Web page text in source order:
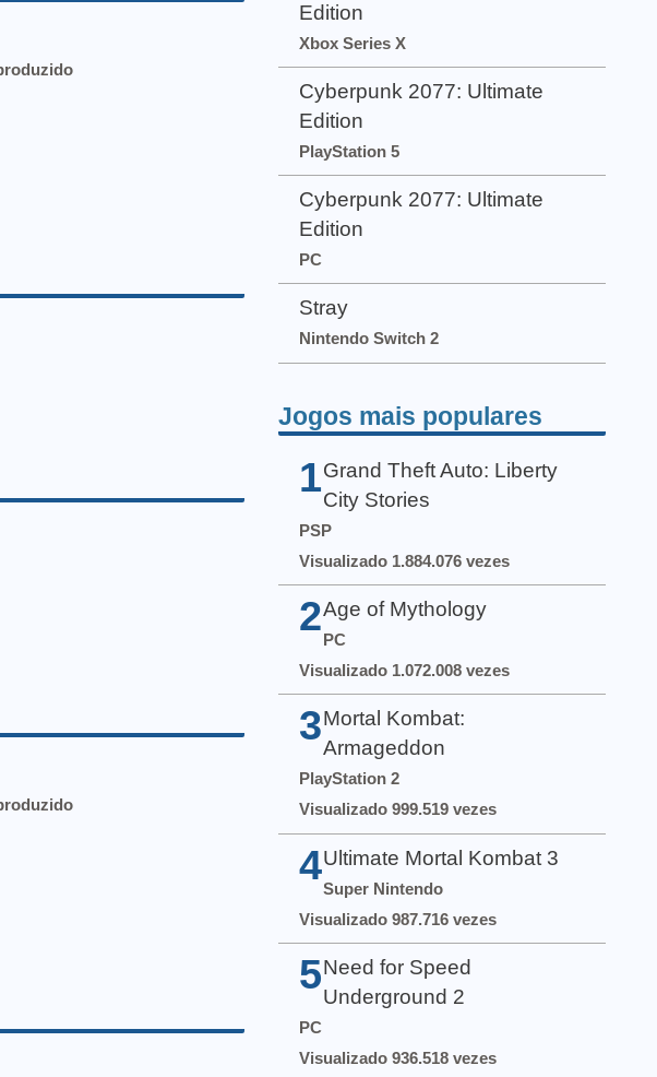
Edition
Xbox Series X
Cyberpunk 2077: Ultimate
Edition
PlayStation 5
Cyberpunk 2077: Ultimate
Edition
PC
Stray
Nintendo Switch 2
Jogos mais populares
1 Grand Theft Auto: Liberty
City Stories
PSP
Visualizado 1.884.076 vezes
2Age of Mythology
PC
Visualizado 1.072.008 vezes
3 Mortal Kombat:
Armageddon
PlayStation 2
Visualizado 999.519 vezes
4 Ultimate Mortal Kombat 3
Super Nintendo
Visualizado 987.716 vezes
5 Need for Speed
Underground 2
PC
Visualizado 936.518 vezes